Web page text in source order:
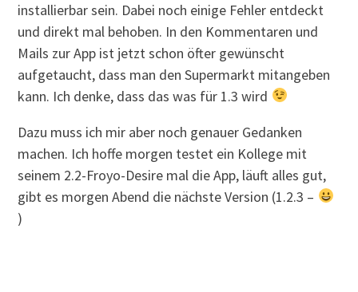
installierbar sein. Dabei noch einige Fehler entdeckt
und direkt mal behoben. In den Kommentaren und
Mails zur App ist jetzt schon öfter gewünscht
aufgetaucht, dass man den Supermarkt mitangeben
kann. Ich denke, dass das was für 1.3 wird
Dazu muss ich mir aber noch genauer Gedanken
machen. Ich hoffe morgen testet ein Kollege mit
seinem 2.2-Froyo-Desire mal die App, läuft alles gut,
gibt es morgen Abend die nächste Version (1.2.3 –
)